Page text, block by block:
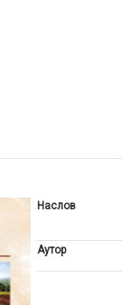
Наслов
Аутор